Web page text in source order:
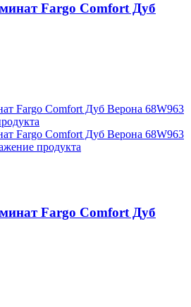
Fargo Comfort Дуб
Fargo Comfort Дуб